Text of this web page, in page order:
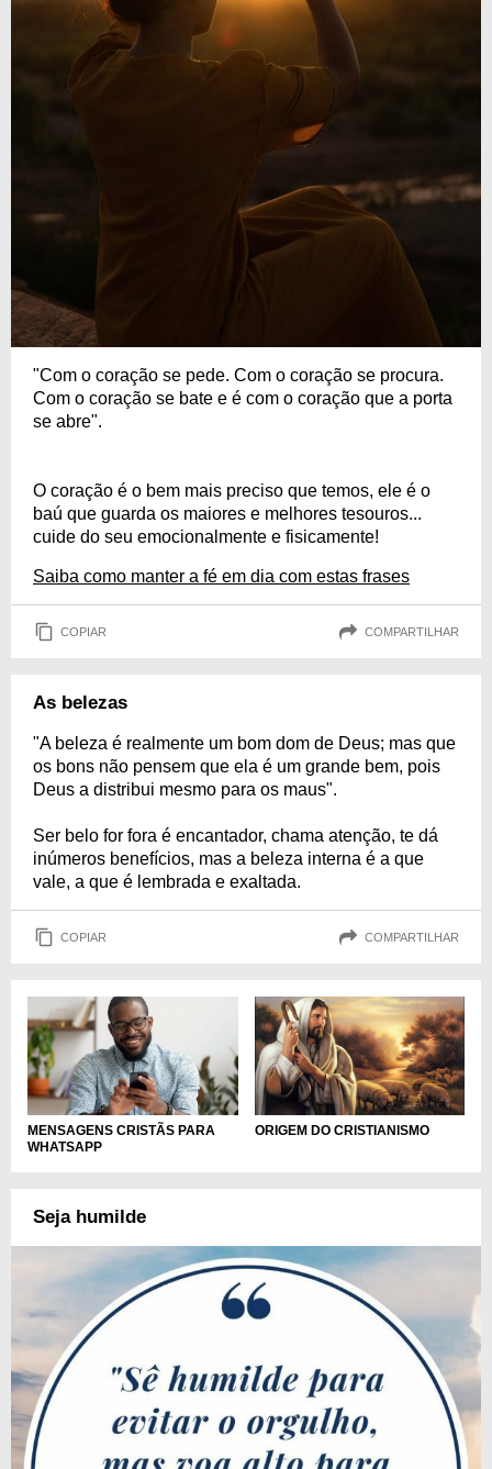
"Com o coração se pede. Com o coração se procura.
Com o coração se bate e é com o coração que a porta
se abre".
O coração é o bem mais preciso que temos, ele é o
baú que guarda os maiores e melhores tesouros...
cuide do seu emocionalmente e fisicamente!
Saiba como manter a fé em dia com estas frases
COPIAR COMPARTILHAR
As belezas
"A beleza é realmente um bom dom de Deus; mas que
os bons não pensem que ela é um grande bem, pois
Deus a distribui mesmo para os maus".
Ser belo for fora é encantador, chama atenção, te dá
inúmeros benefícios, mas a beleza interna é a que
vale, a que é lembrada e exaltada.
COPIAR COMPARTILHAR
MENSAGENS CRISTÃS PARA
WHATSAPP
ORIGEM DO CRISTIANISMO
Seja humilde